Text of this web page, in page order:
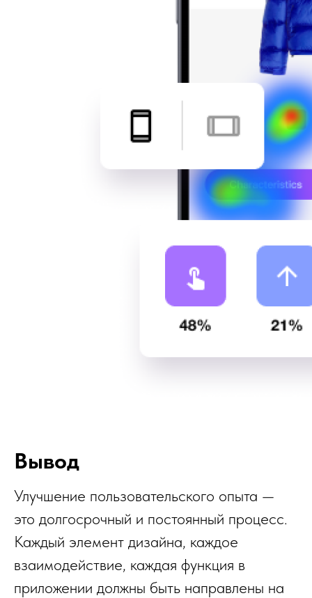
Вывод
Улучшение пользовательского опыта —
это долгосрочный и постоянный процесс.
Каждый элемент дизайна, каждое
взаимодействие, каждая функция в
приложении должны быть направлены на